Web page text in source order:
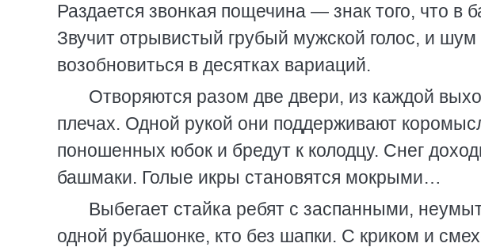
Раздается звонкая пощечина — знак того, что в
Звучит отрывистый грубый мужской голос, и шум
возобновиться в десятках вариаций.
Отворяются разом две двери, из каждой
плечах. Одной рукой они поддерживают
поношенных юбок и бредут к колодцу. Снег
башмаки. Голые икры становятся мокрыми…
Выбегает стайка ребят с заспанными,
одной рубашонке, кто без шапки. С криком и